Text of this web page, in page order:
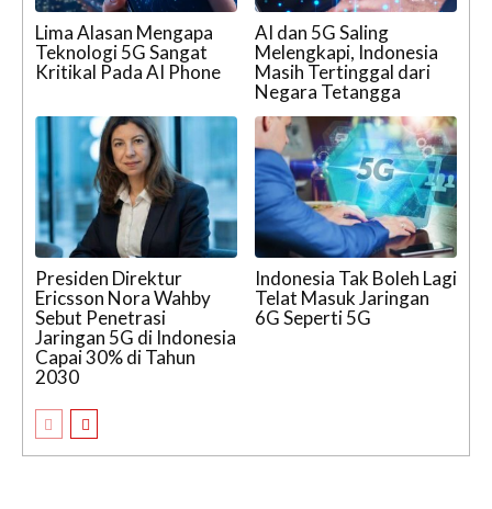
Lima Alasan Mengapa
Teknologi 5G Sangat
Kritikal Pada AI Phone
AI dan 5G Saling
Melengkapi, Indonesia
Masih Tertinggal dari
Negara Tetangga
Presiden Direktur
Ericsson Nora Wahby
Sebut Penetrasi
Jaringan 5G di Indonesia
Capai 30% di Tahun
2030
Indonesia Tak Boleh Lagi
Telat Masuk Jaringan
6G Seperti 5G